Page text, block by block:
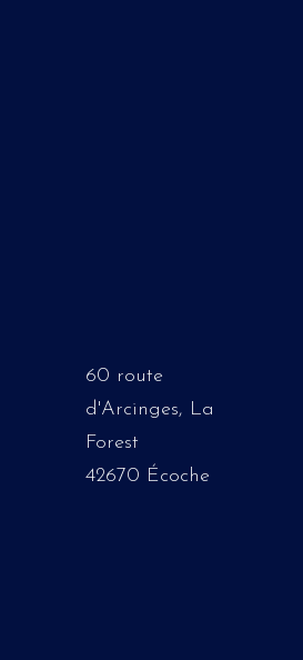
60 route
d'Arcinges, La
Forest
42670 Écoche